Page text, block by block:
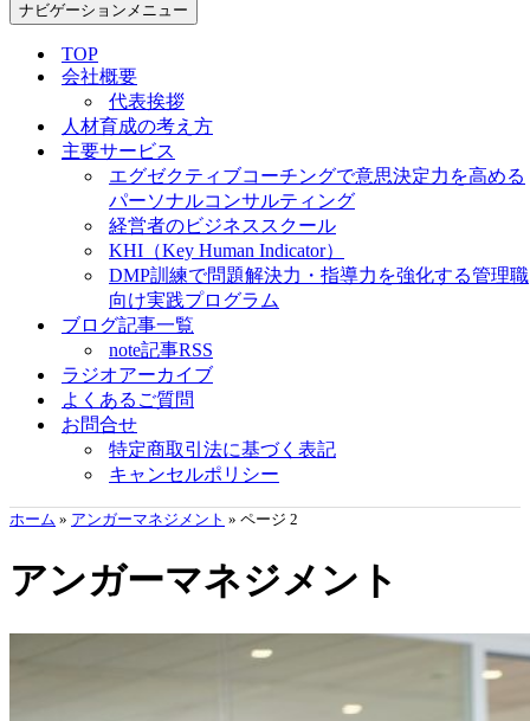
ナビゲーションメニュー
TOP
会社概要
代表挨拶
人材育成の考え方
主要サービス
エグゼクティブコーチングで意思決定力を高める
パーソナルコンサルティング
経営者のビジネススクール
KHI（Key Human Indicator）
DMP訓練で問題解決力・指導力を強化する管理職
向け実践プログラム
ブログ記事一覧
note記事RSS
ラジオアーカイブ
よくあるご質問
お問合せ
特定商取引法に基づく表記
キャンセルポリシー
ホーム » アンガーマネジメント » ページ 2
アンガーマネジメント